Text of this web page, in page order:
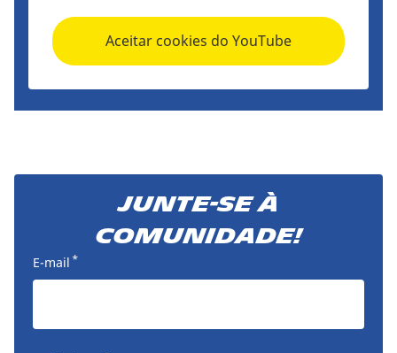
Aceitar cookies do YouTube
Junte-se à
comunidade!
E-mail *